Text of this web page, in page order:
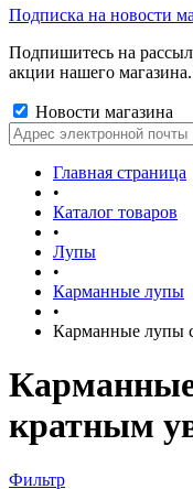
Подписка на новости
Подпишитесь на
акции нашего магазина.
Новости магазина
Главная страница
•
Каталог товаров
•
Лупы
•
Карманные лупы
•
Карманные лупы
кратным
Фильтр